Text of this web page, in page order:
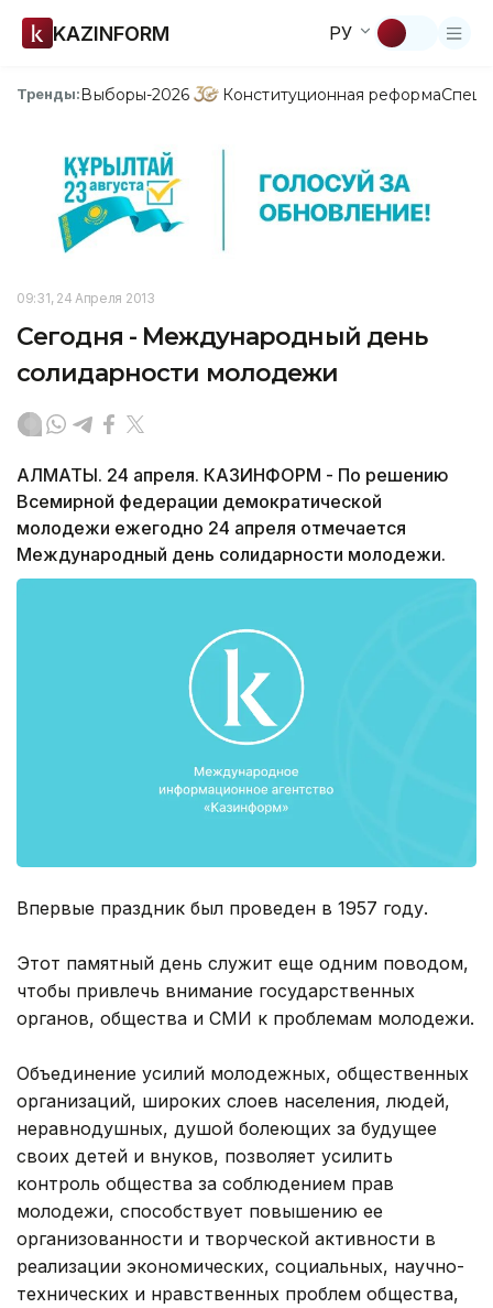
KAZINFORM РУ
Тренды:Выборы-2026 Конституционная реформа
09:31, 24 Апреля 2013
Сегодня - Международный день
солидарности молодежи
АЛМАТЫ. 24 апреля. КАЗИНФОРМ - По решению
Всемирной федерации демократической
молодежи ежегодно 24 апреля отмечается
Международный день солидарности молодежи.
Впервые праздник был проведен в 1957 году.
Этот памятный день служит еще одним поводом,
чтобы привлечь внимание государственных
органов, общества и СМИ к проблемам молодежи.
Объединение усилий молодежных, общественных
организаций, широких слоев населения, людей,
неравнодушных, душой болеющих за будущее
своих детей и внуков, позволяет усилить
контроль общества за соблюдением прав
молодежи, способствует повышению ее
организованности и творческой активности в
реализации экономических, социальных, научно-
технических и нравственных проблем общества,